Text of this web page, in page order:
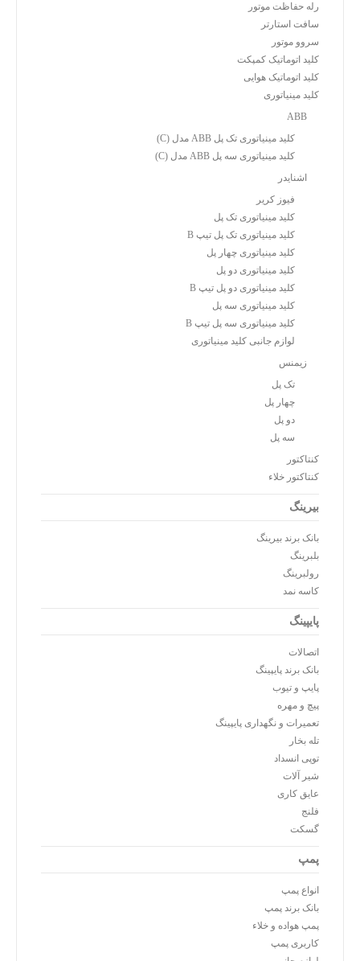
رله حفاظت موتور
سافت استارتر
سروو موتور
کلید اتوماتیک کمپکت
کلید اتوماتیک هوایی
کلید مینیاتوری
ABB
کلید مینیاتوری تک پل ABB مدل (C)
کلید مینیاتوری سه پل ABB مدل (C)
اشنایدر
فیوز کریر
کلید مینیاتوری تک پل
کلید مینیاتوری تک پل تیپ B
کلید مینیاتوری چهار پل
کلید مینیاتوری دو پل
کلید مینیاتوری دو پل تیپ B
کلید مینیاتوری سه پل
کلید مینیاتوری سه پل تیپ B
لوازم جانبی کلید مینیاتوری
زیمنس
تک پل
چهار پل
دو پل
سه پل
کنتاکتور
کنتاکتور خلاء
بیرینگ
بانک برند بیرینگ
بلبرینگ
رولبرینگ
کاسه نمد
پایپینگ
اتصالات
بانک برند پایپینگ
پایپ و تیوب
پیچ و مهره
تعمیرات و نگهداری پایپینگ
تله بخار
توپی انسداد
شیر آلات
عایق کاری
فلنج
گسکت
پمپ
انواع پمپ
بانک برند پمپ
پمپ هواده و خلاء
کاربری پمپ